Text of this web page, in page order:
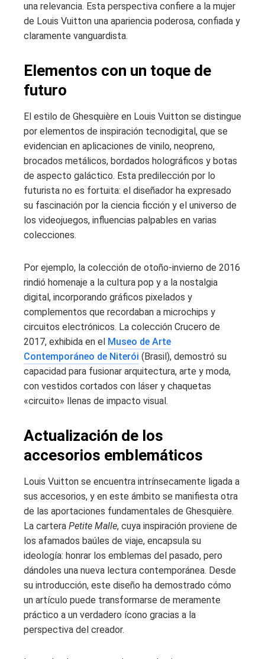
una relevancia. Esta perspectiva confiere a la mujer
de Louis Vuitton una apariencia poderosa, confiada y
claramente vanguardista.
Elementos con un toque de
futuro
El estilo de Ghesquière en Louis Vuitton se distingue
por elementos de inspiración tecnodigital, que se
evidencian en aplicaciones de vinilo, neopreno,
brocados metálicos, bordados holográficos y botas
de aspecto galáctico. Esta predilección por lo
futurista no es fortuita: el diseñador ha expresado
su fascinación por la ciencia ficción y el universo de
los videojuegos, influencias palpables en varias
colecciones.
Por ejemplo, la colección de otoño-invierno de 2016
rindió homenaje a la cultura pop y a la nostalgia
digital, incorporando gráficos pixelados y
complementos que recordaban a microchips y
circuitos electrónicos. La colección Crucero de
2017, exhibida en el Museo de Arte
Contemporáneo de Niterói (Brasil), demostró su
capacidad para fusionar arquitectura, arte y moda,
con vestidos cortados con láser y chaquetas
«circuito» llenas de impacto visual.
Actualización de los
accesorios emblemáticos
Louis Vuitton se encuentra intrínsecamente ligada a
sus accesorios, y en este ámbito se manifiesta otra
de las aportaciones fundamentales de Ghesquière.
La cartera Petite Malle, cuya inspiración proviene de
los afamados baúles de viaje, encapsula su
ideología: honrar los emblemas del pasado, pero
dándoles una nueva lectura contemporánea. Desde
su introducción, este diseño ha demostrado cómo
un artículo puede transformarse de meramente
práctico a un verdadero ícono gracias a la
perspectiva del creador.